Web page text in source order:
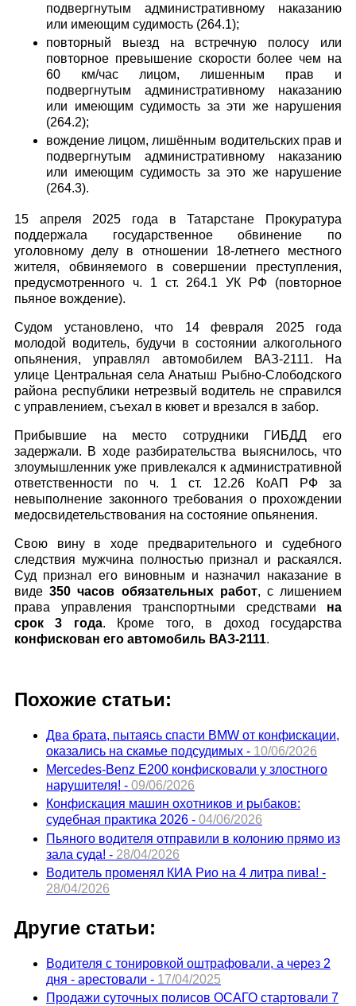
подвергнутым административному наказанию
или имеющим судимость (264.1);
повторный выезд на встречную полосу или
повторное превышение скорости более чем на
60 км/час лицом, лишенным прав и
подвергнутым административному наказанию
или имеющим судимость за эти же нарушения
(264.2);
вождение лицом, лишённым водительских прав и
подвергнутым административному наказанию
или имеющим судимость за это же нарушение
(264.3).
15 апреля 2025 года в Татарстане Прокуратура
поддержала государственное обвинение по
уголовному делу в отношении 18-летнего местного
жителя, обвиняемого в совершении преступления,
предусмотренного ч. 1 ст. 264.1 УК РФ (повторное
пьяное вождение).
Судом установлено, что 14 февраля 2025 года
молодой водитель, будучи в состоянии алкогольного
опьянения, управлял автомобилем ВАЗ-2111. На
улице Центральная села Анатыш Рыбно-Слободского
района республики нетрезвый водитель не справился
с управлением, съехал в кювет и врезался в забор.
Прибывшие на место сотрудники ГИБДД его
задержали. В ходе разбирательства выяснилось, что
злоумышленник уже привлекался к административной
ответственности по ч. 1 ст. 12.26 КоАП РФ за
невыполнение законного требования о прохождении
медосвидетельствования на состояние опьянения.
Свою вину в ходе предварительного и судебного
следствия мужчина полностью признал и раскаялся.
Суд признал его виновным и назначил наказание в
виде350 часов обязательных работ, с лишением
права управления транспортными средствами на
срок 3 года. Кроме того, в доход государства
конфискован его автомобиль ВАЗ-2111.
Похожие статьи:
Два брата, пытаясь спасти BMW от конфискации,
оказались на скамье подсудимых - 10/06/2026
Mercedes-Benz E200 конфисковали у злостного
нарушителя! - 09/06/2026
Конфискация машин охотников и рыбаков:
судебная практика 2026 - 04/06/2026
Пьяного водителя отправили в колонию прямо из
зала суда! - 28/04/2026
Водитель променял КИА Рио на 4 литра пива! -
28/04/2026
Другие статьи:
Водителя с тонировкой оштрафовали, а через 2
дня - арестовали - 17/04/2025
Продажи суточных полисов ОСАГО стартовали 7